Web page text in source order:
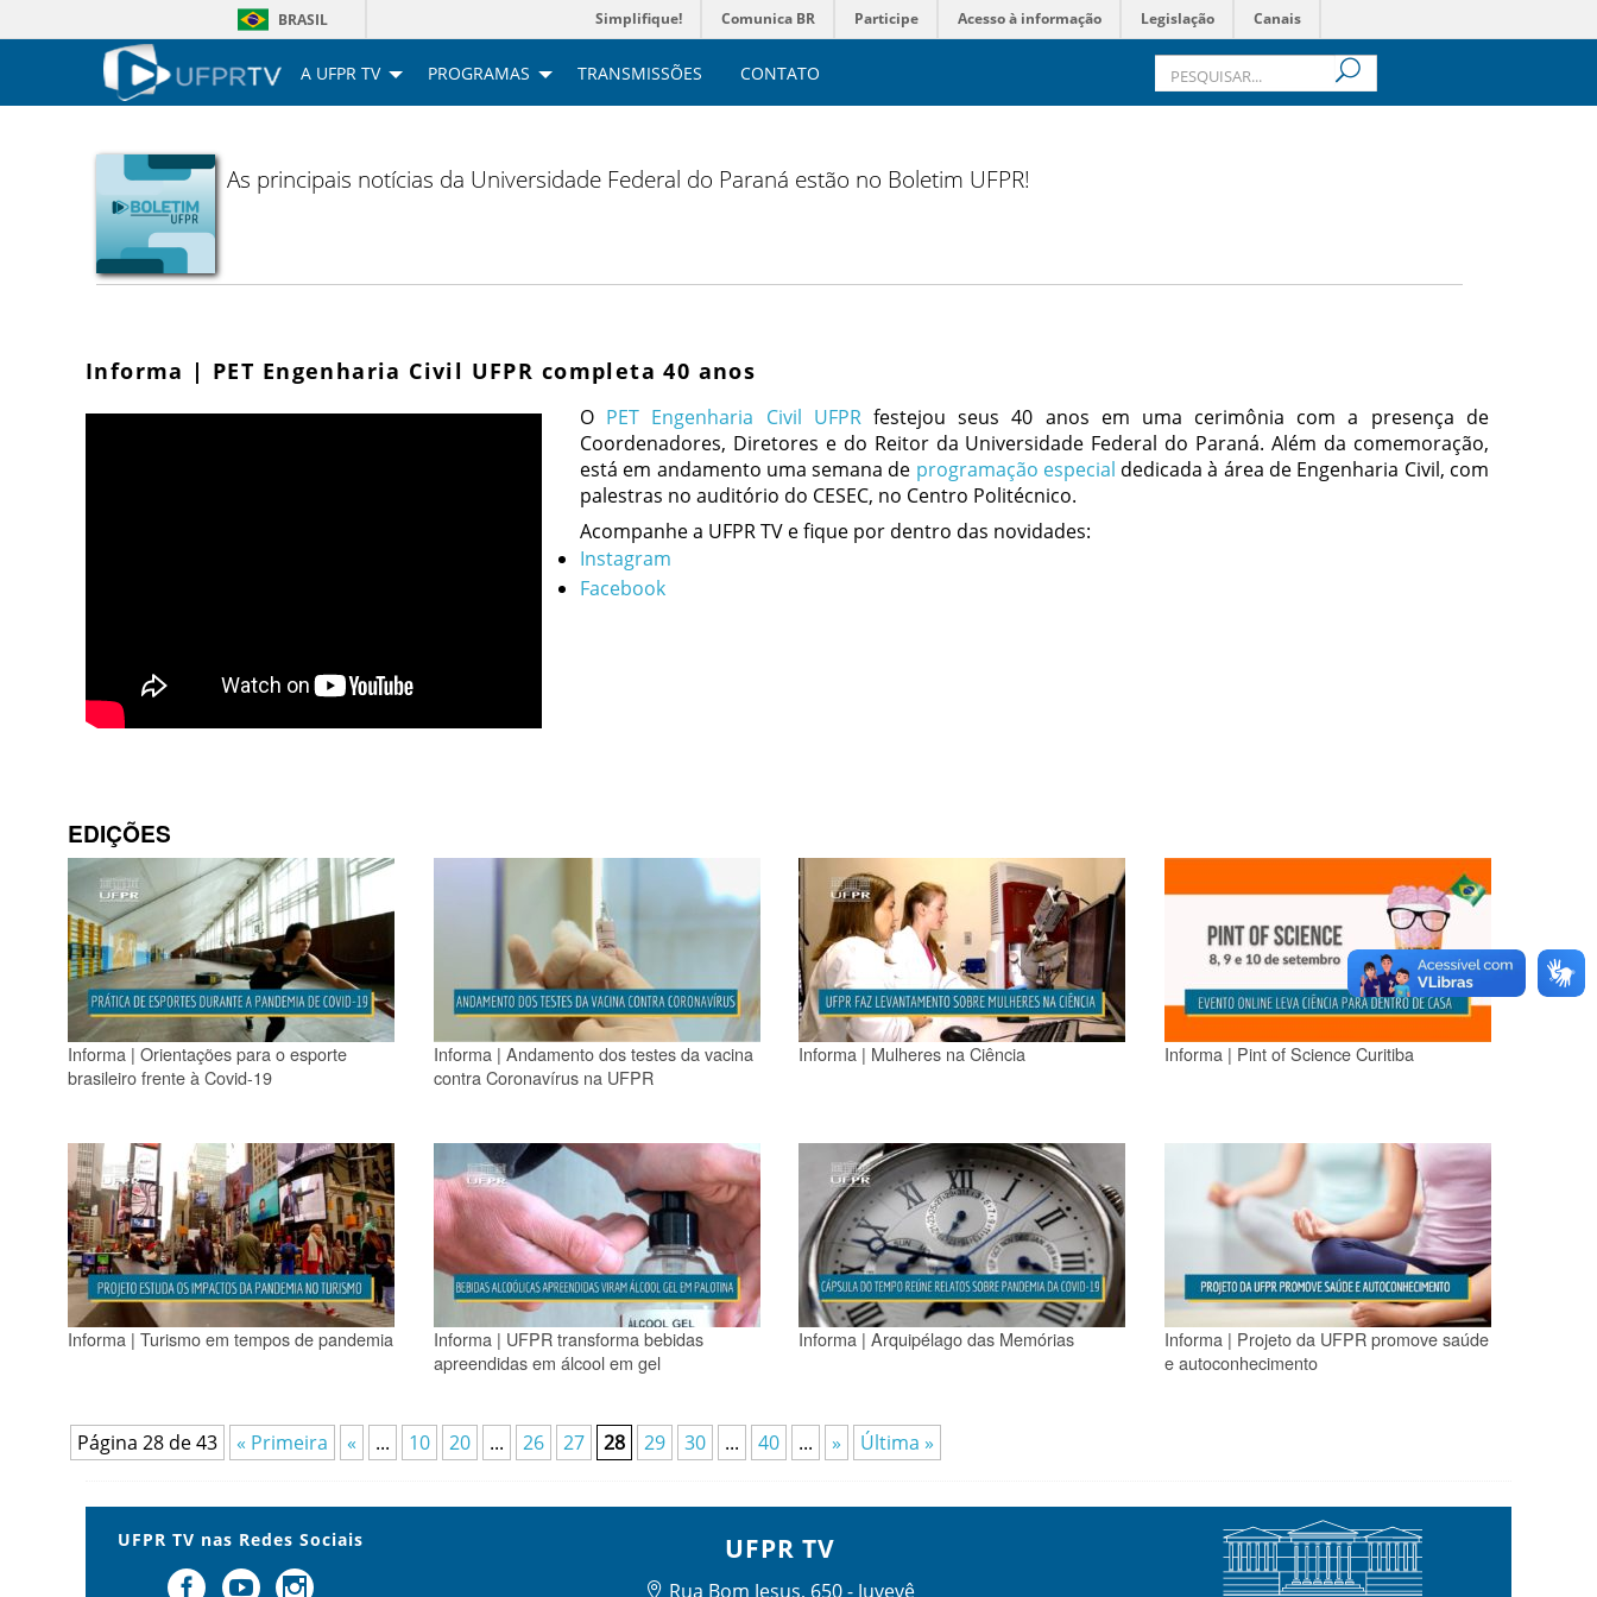
BRASIL Simplifique! Comunica BR Participe Acesso à informação Legislação Canais
A UFPR TV PROGRAMAS TRANSMISSÕES CONTATO
As principais notícias da Universidade Federal do Paraná estão no Boletim UFPR!
Informa | PET Engenharia Civil UFPR completa 40 anos
O PET Engenharia Civil UFPRfestejou seus 40 anos em uma cerimônia com a presença de
Coordenadores, Diretores e do Reitor da Universidade Federal do Paraná. Além da comemoração,
está em andamento uma semana de programação especial dedicada à área de Engenharia Civil, com
palestras no auditório do CESEC, no Centro Politécnico.
Acompanhe a UFPR TV e fique por dentro das novidades:
Instagram
Facebook
EDIÇÕES
Informa | Orientações para o esporte
brasileiro frente à Covid-19
Informa | Andamento dos testes da vacina
contra Coronavírus na UFPR
Informa | Mulheres na Ciência Informa | Pint of Science Curitiba
Informa | Turismo em tempos de pandemia
Informa | UFPR transforma bebidas
apreendidas em álcool em gel
Informa | Arquipélago das Memórias
Informa | Projeto da UFPR promove saúde
e autoconhecimento
Página 28 de 43 « Primeira « ... 10 20 ... 26 27 28 29 30 ... 40 ... » Última »
UFPR TV nas Redes Sociais UFPR TV
Rua Bom Jesus, 650 - Juvevê